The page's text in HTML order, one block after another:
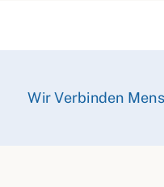
Wir Verbinden